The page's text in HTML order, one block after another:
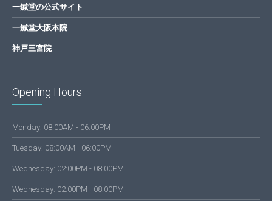
一鍼堂の公式サイト
一鍼堂大阪本院
神戸三宮院
Opening Hours
Monday: 08:00AM - 06:00PM
Tuesday: 08:00AM - 06:00PM
Wednesday: 02:00PM - 08:00PM
Wednesday: 02:00PM - 08:00PM